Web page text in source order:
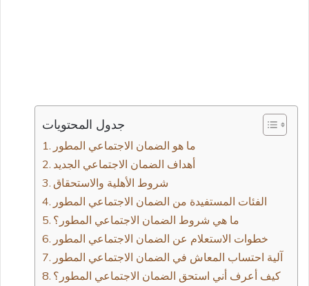
جدول المحتويات
أهداف الضمان الاجتماعي الجديد
شروط الأهلية والاستحقاق
الفئات المستفيدة من الضمان الاجتماعي المطور
ما هي شروط الضمان الاجتماعي المطور؟
خطوات الاستعلام عن الضمان الاجتماعي المطور
آلية احتساب المعاش في الضمان الاجتماعي المطور
كيف أعرف أني استحق الضمان الاجتماعي المطور؟